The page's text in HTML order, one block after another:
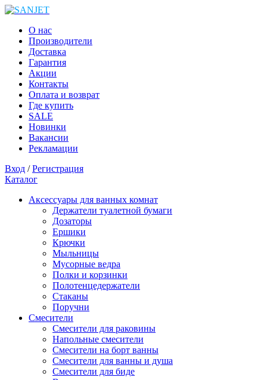
О нас
Производители
Доставка
Гарантия
Акции
Контакты
Оплата и возврат
Где купить
SALE
Новинки
Вакансии
Рекламации
Вход /Регистрация
Каталог
Аксессуары для ванных комнат
Держатели туалетной бумаги
Дозаторы
Ершики
Крючки
Мыльницы
Мусорные ведра
Полки и корзинки
Полотенцедержатели
Стаканы
Поручни
Смесители
Смесители для раковины
Напольные смесители
Смесители на борт ванны
Смесители для ванны и душа
Смесители для биде